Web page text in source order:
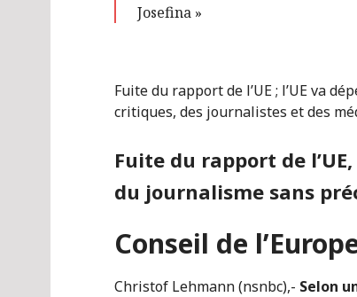
Josefina »
Fuite du rapport de l’UE ; l’UE va
critiques, des journalistes et des
Fuite du rapport de
du journalisme sans
Conseil de
Christof Lehmann (nsnbc),- Selon